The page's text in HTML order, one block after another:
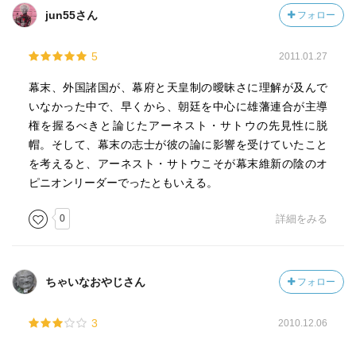
jun55さん フォロー
5 2011.01.27
幕末、外国諸国が、幕府と天皇制の曖昧さに理解が及んで
いなかった中で、早くから、朝廷を中心に雄藩連合が主導
権を握るべきと論じたアーネスト・サトウの先見性に脱
帽。そして、幕末の志士が彼の論に影響を受けていたこと
を考えると、アーネスト・サトウこそが幕末維新の陰のオ
ピニオンリーダーでったともいえる。
0 詳細をみる
ちゃいなおやじさん フォロー
3 2010.12.06